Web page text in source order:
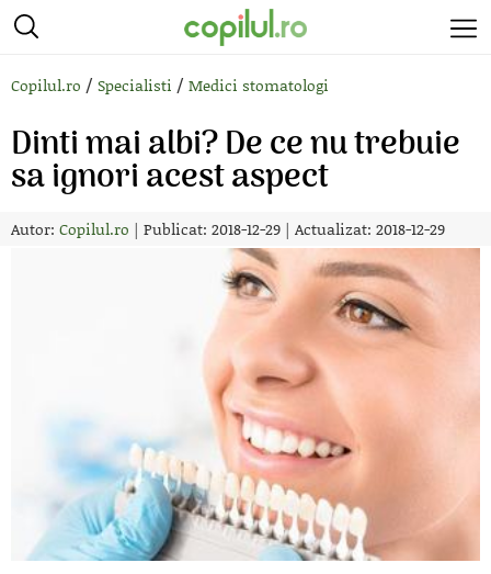
Copilul.ro / Specialisti / Medici stomatologi
Dinti mai albi? De ce nu trebuie
sa ignori acest aspect
Autor: Copilul.ro | Publicat: 2018-12-29 | Actualizat: 2018-12-29